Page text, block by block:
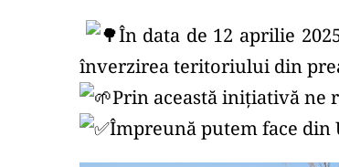
În data de 12 aprilie
înverzirea teritoriului din
Prin această inițiativă ne
Împreună putem face